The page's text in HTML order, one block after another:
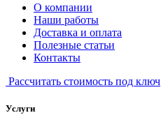
О компании
Наши работы
Доставка и оплата
Полезные статьи
Контакты
Рассчитать стоимость под ключ
Услуги